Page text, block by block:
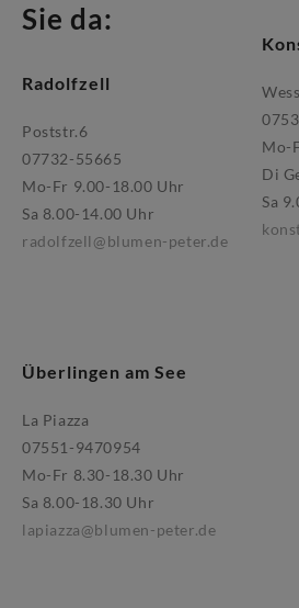
Sie da:
Radolfzell
Poststr.6
07732-55665
Mo-Fr 9.00-18.00 Uhr
Sa 8.00-14.00 Uhr
radolfzell@blumen-peter.de
Mo-
Di
Sa
Überlingen am See
La Piazza
07551-9470954
Mo-Fr 8.30-18.30 Uhr
Sa 8.00-18.30 Uhr
lapiazza@blumen-peter.de